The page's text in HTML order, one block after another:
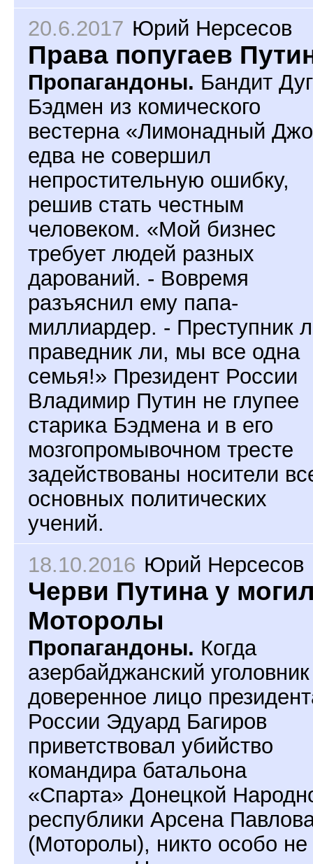
20.6.2017 Юрий Нерсесов
Права попугаев
Пропагандоны. Бандит Дуг
Бэдмен из комического
вестерна «Лимонадный
едва не совершил
непростительную ошибку,
решив стать честным
человеком. «Мой бизнес
требует людей разных
дарований. - Вовремя
разъяснил ему папа-
миллиардер. - Преступник
праведник ли, мы все одна
семья!» Президент России
Владимир Путин не глупее
старика Бэдмена и в его
мозгопромывочном тресте
задействованы носители
основных политических
учений.
18.10.2016 Юрий Нерсесов
Черви Путина у
Моторолы
Пропагандоны. Когда
азербайджанский
доверенное лицо
России Эдуард Багиров
приветствовал убийство
командира батальона
«Спарта» Донецкой
республики Арсена
(Моторолы), никто особо не